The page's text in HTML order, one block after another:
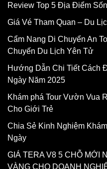
Review Top 5 Địa Điểm
Giá Vé Tham Quan – Du
Cẩm Nang Di Chuyển An
Chuyến Du Lịch Yên Tử
Hướng Dẫn Chi Tiết Cách
Ngày Năm 2025
Khám phá Tour Vườn Vua
Cho Giới Trẻ
Chia Sẻ Kinh Nghiệm
Ngày
GIÁ TERA V8 5 CHỖ MỚI
VÀNG CHO DOANH